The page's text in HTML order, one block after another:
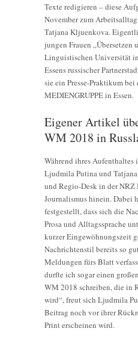
Texte redigieren – diese
November zum
Tatjana Kljuenkova.
jungen Frauen „Übersetzen
Linguistischen Universität
Essens russischer
sie ein Presse-Praktikum bei
MEDIENGRUPPE in Essen.
Eigener Artikel
WM 2018 in
Während ihres Aufenthaltes
Ljudmila Putina und
und Regio-Desk in der
Journalismus hinein. Dabei
festgestellt, dass sich die
Prosa und Alltagssprache
kurzer Eingewöhnungszeit
Nachrichtenstil bereits so
Meldungen fürs Blatt
durfte ich sogar einen
WM 2018 schreiben, die in
wird“, freut sich Ljudmila
Beitrag noch vor ihrer
Print erscheinen wird.